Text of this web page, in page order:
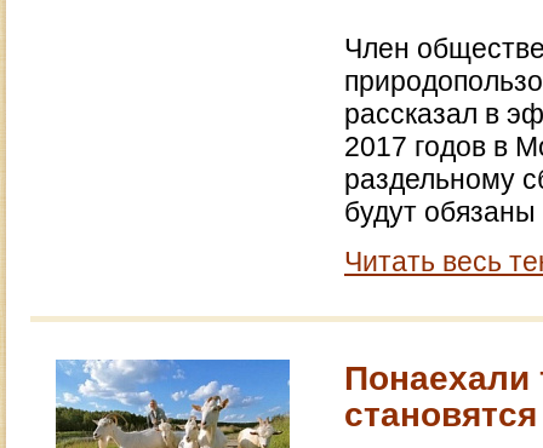
Член
рассказал в
2017 годов в
раздельному
будут
Читать весь
Понаехали